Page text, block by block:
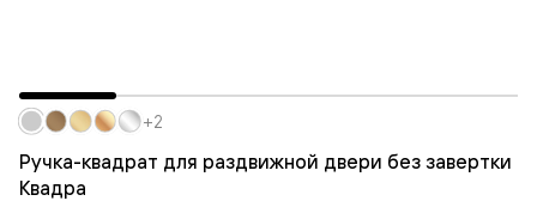
Ручка-квадрат для раздвижной двери без завертки
Квадра
+2